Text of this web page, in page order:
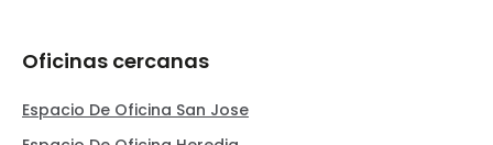
Oficinas cercanas
Espacio De Oficina San Jose